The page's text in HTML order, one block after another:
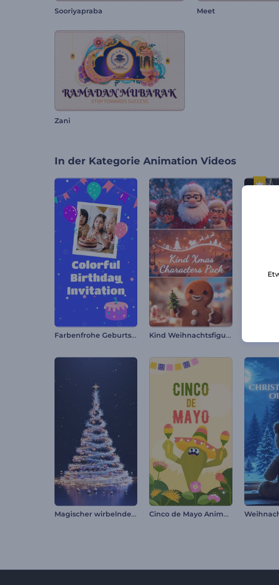
Sooriyapraba Meet
Zani
In der Kategorie Animation Videos
Farbenfrohe Geburtstagseinladung Kind Weihnachtsfiguren-Paket
Magischer wirbelnder Weihnachtsbaum Cinco de Mayo Animation